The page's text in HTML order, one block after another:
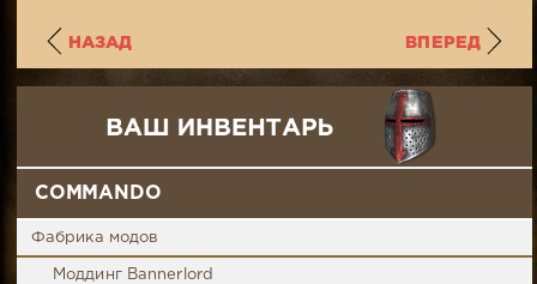
НАЗАД ВПЕРЕД
COMMANDO
Фабрика модов
Моддинг Bannerlord